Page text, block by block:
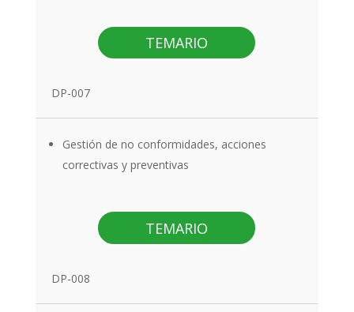
TEMARIO
DP-007
Gestión de no conformidades, acciones
correctivas y preventivas
TEMARIO
DP-008